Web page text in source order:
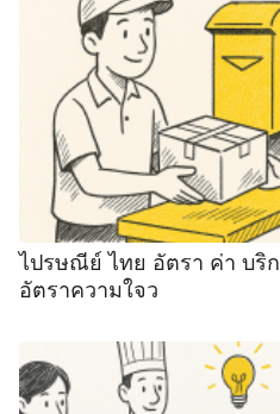
ไปรษณีย์ ไทย อัตรา ค่า บริ
อัตราความใจว